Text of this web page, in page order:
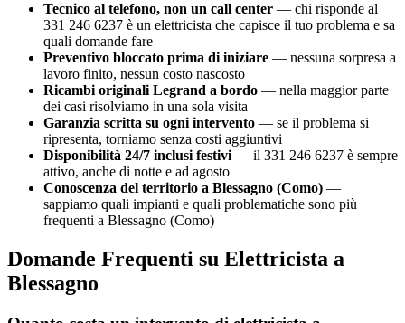
Tecnico al telefono, non un call center — chi risponde al
331 246 6237 è un elettricista che capisce il tuo problema e sa
quali domande fare
Preventivo bloccato prima di iniziare — nessuna sorpresa a
lavoro finito, nessun costo nascosto
Ricambi originali Legrand a bordo — nella maggior parte
dei casi risolviamo in una sola visita
Garanzia scritta su ogni intervento — se il problema si
ripresenta, torniamo senza costi aggiuntivi
Disponibilità 24/7 inclusi festivi— il 331 246 6237 è sempre
attivo, anche di notte e ad agosto
Conoscenza del territorio a Blessagno (Como) —
sappiamo quali impianti e quali problematiche sono più
frequenti a Blessagno (Como)
Domande Frequenti su Elettricista a
Blessagno